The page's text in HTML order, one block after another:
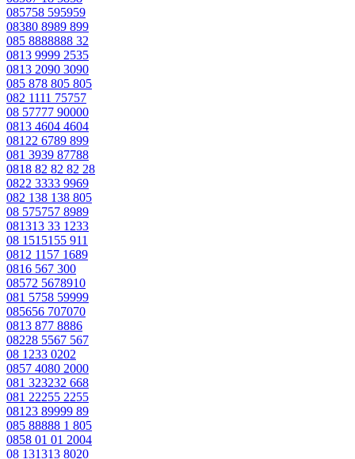
085758 595959
08380 8989 899
085 8888888 32
0813 9999 2535
0813 2090 3090
085 878 805 805
082 1111 75757
08 57777 90000
0813 4604 4604
08122 6789 899
081 3939 87788
0818 82 82 82 28
0822 3333 9969
082 138 138 805
08 575757 8989
081313 33 1233
08 1515155 911
0812 1157 1689
0816 567 300
08572 5678910
081 5758 59999
085656 707070
0813 877 8886
08228 5567 567
08 1233 0202
0857 4080 2000
081 323232 668
081 22255 2255
08123 89999 89
085 88888 1 805
0858 01 01 2004
08 131313 8020